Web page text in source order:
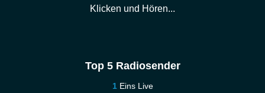
Klicken und Hören...
Top 5 Radiosender
Eins Live